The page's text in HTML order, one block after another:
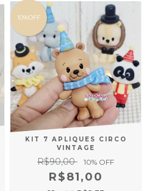
10%OFF
KIT 7 APLIQUES CIRCO
VINTAGE
R$90,00 10% OFF
R$81,00